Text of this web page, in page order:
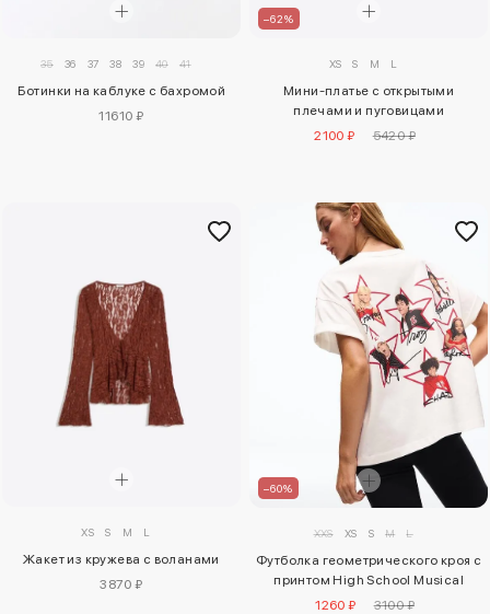
35 36 37 38 39 40 41
Ботинки на каблуке с бахромой
11610 ₽
–62%
XS S M L
Мини-платье с открытыми
плечами и пуговицами
2100 ₽
5420 ₽
XS S M L
Жакет из кружева с воланами
3870 ₽
–60%
XXS XS S M L
Футболка геометрического кроя с
принтом High School Musical
1260 ₽
3100 ₽